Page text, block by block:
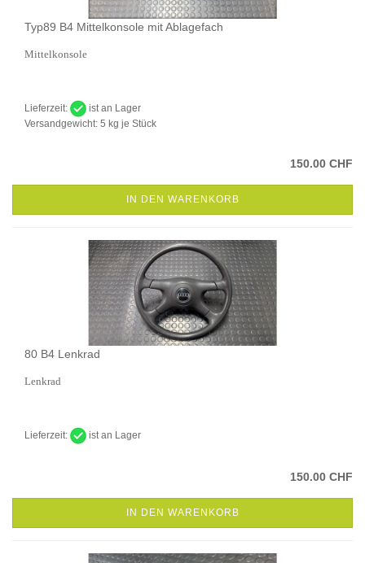
Typ89 B4 Mittelkonsole mit Ablagefach
Mittelkonsole
Lieferzeit:
ist an Lager
Versandgewicht: 5 kg je Stück
150.00 CHF
IN DEN WARENKORB
80 B4 Lenkrad
Lenkrad
Lieferzeit: ist an Lager
150.00 CHF
IN DEN WARENKORB